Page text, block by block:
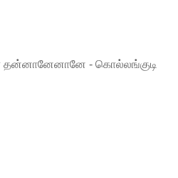
தன்னானேனானே - கொல்லங்குடி